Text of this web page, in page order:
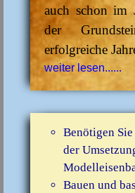
auch schon im
der
erfolgreiche
weiter lesen......
Benötigen
der
Bauen und